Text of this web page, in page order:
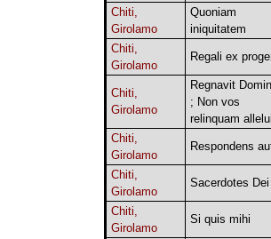
Chiti,
Girolamo
Quoniam
iniquitatem
Chiti,
Girolamo
Regali ex
Chiti,
Girolamo
Regnavit
; Non vos
relinquam
Chiti,
Girolamo
Respondens
Chiti,
Girolamo
Sacerdotes Dei
Chiti,
Girolamo
Si quis mihi